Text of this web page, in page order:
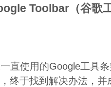
Toolbar（谷歌
直使用的Google工具
终于找到解决办法，并